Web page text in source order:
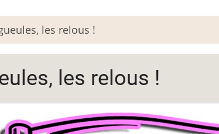
les relous !
les relous !